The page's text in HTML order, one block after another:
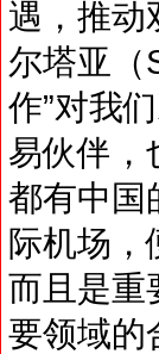
遇，推动
尔塔亚（
作”对我
易伙伴，
都有中
际机场，
而且是重
要领域的